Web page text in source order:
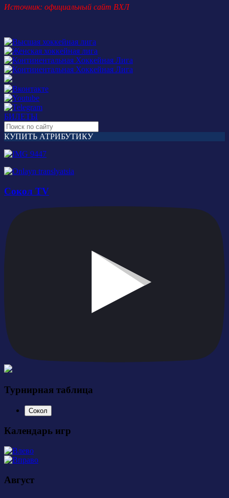
Источник: официальный сайт ВХЛ
БИЛЕТЫ
КУПИТЬ АТРИБУТИКУ
Сокол TV
Турнирная таблица
Сокол
Календарь игр
Август